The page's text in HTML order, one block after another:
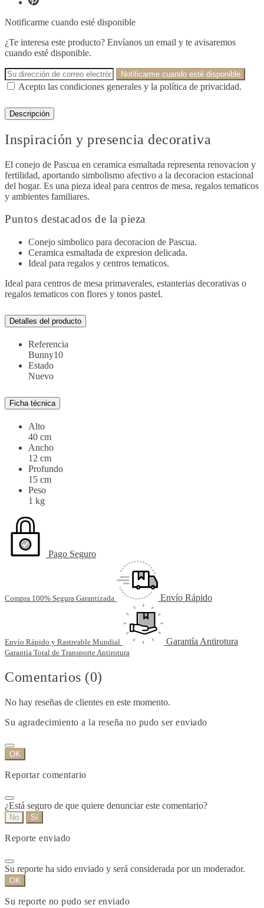
Notificarme cuando esté disponible
¿Te interesa este producto? Envíanos un email y te avisaremos
cuando esté disponible.
Notificarme cuando esté disponible
Acepto las condiciones generales y la política de privacidad.
Descripción
Inspiración y presencia decorativa
El conejo de Pascua en ceramica esmaltada representa renovacion y
fertilidad, aportando simbolismo afectivo a la decoracion estacional
del hogar. Es una pieza ideal para centros de mesa, regalos tematicos
y ambientes familiares.
Puntos destacados de la pieza
Conejo simbolico para decoracion de Pascua.
Ceramica esmaltada de expresion delicada.
Ideal para regalos y centros tematicos.
Ideal para centros de mesa primaverales, estanterias decorativas o
regalos tematicos con flores y tonos pastel.
Detalles del producto
Referencia
Bunny10
Estado
Nuevo
Ficha técnica
Alto
40 cm
Ancho
12 cm
Profundo
15 cm
Peso
1 kg
Pago Seguro
Compra 100% Segura Garantizada Envío Rápido
Envío Rápido y Rastreable Mundial Garantía Antirotura
Garantía Total de Transporte Antirotura
Comentarios (0)
No hay reseñas de clientes en este momento.
Su agradecimiento a la reseña no pudo ser enviado
OK
Reportar comentario
¿Está seguro de que quiere denunciar este comentario?
No Sí
Reporte enviado
Su reporte ha sido enviado y será considerada por un moderador.
OK
Su reporte no pudo ser enviado